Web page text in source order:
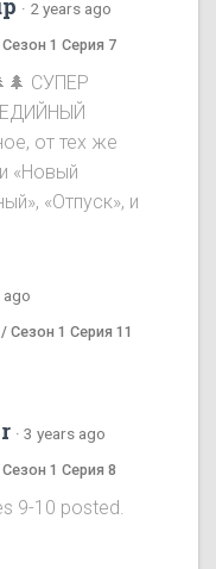
· 2 years ago
1 Серия 7
СУПЕР
от тех же
«Новый
«Отпуск», и
ago
Сезон 1 Серия 11
· 3 years ago
1 Серия 8
9-10 posted.